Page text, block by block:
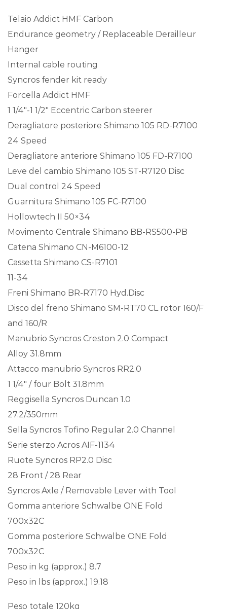
Telaio Addict HMF Carbon
Endurance geometry / Replaceable Derailleur
Hanger
Internal cable routing
Syncros fender kit ready
Forcella Addict HMF
1 1/4″-1 1/2″ Eccentric Carbon steerer
Deragliatore posteriore Shimano 105 RD-R7100
24 Speed
Deragliatore anteriore Shimano 105 FD-R7100
Leve del cambio Shimano 105 ST-R7120 Disc
Dual control 24 Speed
Guarnitura Shimano 105 FC-R7100
Hollowtech II 50×34
Movimento Centrale Shimano BB-RS500-PB
Catena Shimano CN-M6100-12
Cassetta Shimano CS-R7101
11-34
Freni Shimano BR-R7170 Hyd.Disc
Disco del freno Shimano SM-RT70 CL rotor 160/F
and 160/R
Manubrio Syncros Creston 2.0 Compact
Alloy 31.8mm
Attacco manubrio Syncros RR2.0
1 1/4″ / four Bolt 31.8mm
Reggisella Syncros Duncan 1.0
27.2/350mm
Sella Syncros Tofino Regular 2.0 Channel
Serie sterzo Acros AIF-1134
Ruote Syncros RP2.0 Disc
28 Front / 28 Rear
Syncros Axle / Removable Lever with Tool
Gomma anteriore Schwalbe ONE Fold
700x32C
Gomma posteriore Schwalbe ONE Fold
700x32C
Peso in kg (approx.) 8.7
Peso in lbs (approx.) 19.18
Peso totale 120kg